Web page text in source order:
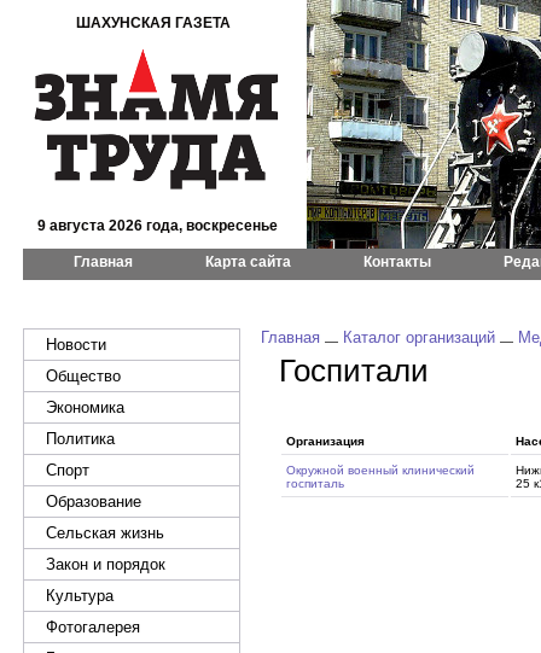
ШАХУНСКАЯ ГАЗЕТА
9 августа 2026 года, воскресенье
Главная Карта сайта Контакты
Новости
Общество
Экономика
Политика
Спорт
Образование
Сельская жизнь
Закон и порядок
Культура
Фотогалерея
Главная Каталог организаций
Госпитали
Организация
Окружной военный клинический
госпиталь
25